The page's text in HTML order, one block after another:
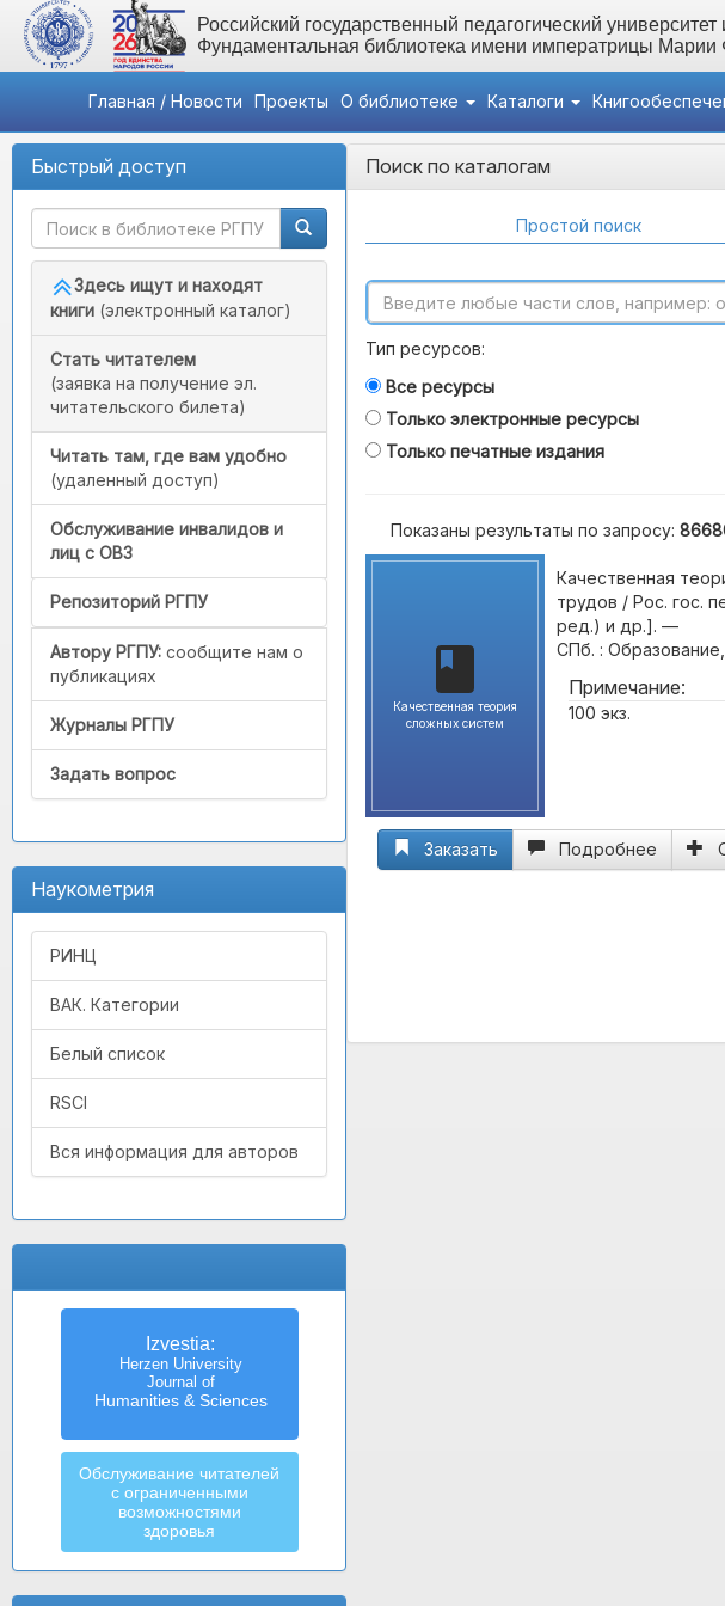
Российский государственный педагогический
Фундаментальная библиотека имени императрицы
Главная / Новости Проекты О библиотеке Каталоги
Быстрый доступ
Здесь ищут и находят
книги (электронный каталог)
Стать читателем
(заявка на получение эл.
читательского билета)
Читать там, где вам удобно
(удаленный доступ)
Обслуживание инвалидов и
лиц с ОВЗ
Репозиторий РГПУ
Автору РГПУ: сообщите нам о
публикациях
Журналы РГПУ
Задать вопрос
Наукометрия
РИНЦ
ВАК. Категории
Белый список
RSCI
Вся информация для авторов
Izvestia:
Herzen University
Journal of
Humanities & Sciences
Обслуживание читателей
с ограниченными
возможностями
здоровья
Поиск по каталогам
Простой поиск
Тип ресурсов:
Все ресурсы
Только электронные ресурсы
Только печатные издания
Показаны результаты по запросу:
Качественная теория
сложных систем
Качественная
трудов / Рос. гос.
ред.) и др.]. —
СПб. :
Примечание:
100 экз.
Заказать Подробнее